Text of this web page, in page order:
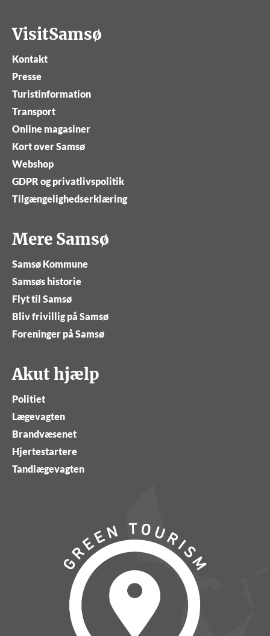
VisitSamsø
Kontakt
Presse
Turistinformation
Transport
Online magasiner
Kort over Samsø
Webshop
GDPR og privatlivspolitik
Tilgængelighedserklæring
Mere Samsø
Samsø Kommune
Samsøs historie
Flyt til Samsø
Bliv frivillig på Samsø
Foreninger på Samsø
Akut hjælp
Politiet
Lægevagten
Brandvæsenet
Hjertestartere
Tandlægevagten